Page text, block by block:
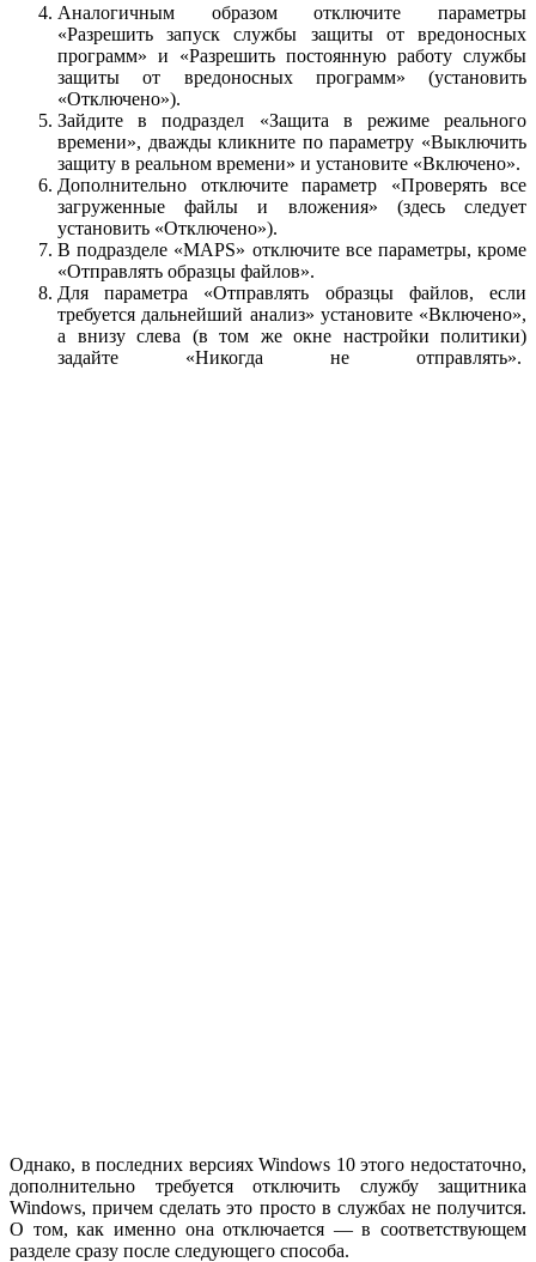
Аналогичным образом отключите параметры
«Разрешить запуск службы защиты от вредоносных
программ» и «Разрешить постоянную работу службы
защиты от вредоносных программ» (установить
«Отключено»).
Зайдите в подраздел «Защита в режиме реального
времени», дважды кликните по параметру «Выключить
защиту в реальном времени» и установите «Включено».
Дополнительно отключите параметр «Проверять все
загруженные файлы и вложения» (здесь следует
установить «Отключено»).
В подразделе «MAPS» отключите все параметры, кроме
«Отправлять образцы файлов».
Для параметра «Отправлять образцы файлов, если
требуется дальнейший анализ» установите «Включено»,
а внизу слева (в том же окне настройки политики)
задайте «Никогда не отправлять».
Однако, в последних версиях Windows 10 этого недостаточно,
дополнительно требуется отключить службу защитника
Windows, причем сделать это просто в службах не получится.
О том, как именно она отключается — в соответствующем
разделе сразу после следующего способа.